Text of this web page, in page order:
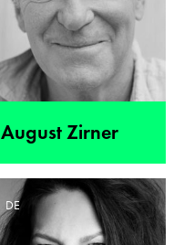
August Zirner
DE